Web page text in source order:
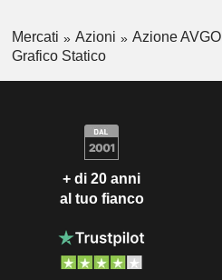
Mercati Azioni Azione AVGO
Grafico Statico
+ di 20 anni
al tuo fianco